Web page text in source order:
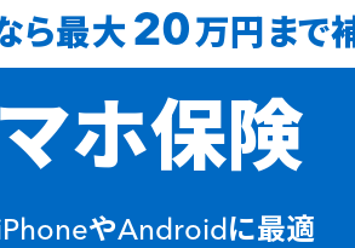
ら最大 20万円まで
ホ保険
やAndroidに最適